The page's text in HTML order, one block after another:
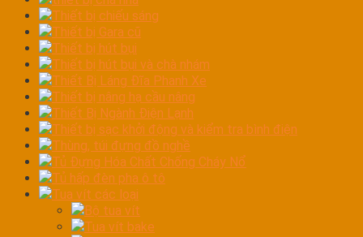
Thiết bị chiếu sáng
Thiết bị Gara cũ
Thiết bị hút bụi
Thiết bị hút bụi và chà nhám
Thiết Bị Láng Đĩa Phanh Xe
Thiết bị nâng hạ cầu nâng
Thiết Bị Ngành Điện Lạnh
Thiết bị sạc khởi động và kiểm tra bình điện
Thùng, túi đựng đồ nghề
Tủ Đựng Hóa Chất Chống Cháy Nổ
Tủ hấp đèn pha ô tô
Tua vít các loại
Bộ tua vít
Tua vít bake